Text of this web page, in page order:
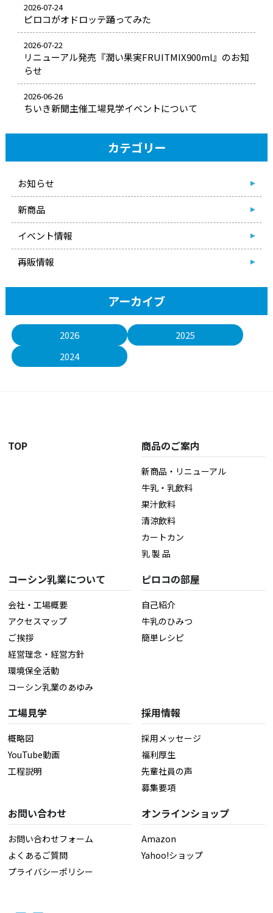
2026-07-24
ピロコがオドロッテ踊ってみた
2026-07-22
リニューアル発売『潤い果実FRUITMIX900ml』のお知
らせ
2026-06-26
ちいき新聞主催工場見学イベントについて
カテゴリー
お知らせ
新商品
イベント情報
再販情報
アーカイブ
2026
2025
2024
TOP 商品のご案内
新商品・リニューアル
牛乳・乳飲料
果汁飲料
清涼飲料
カートカン
乳 製 品
コーシン乳業について
会社・工場概要
アクセスマップ
ご挨拶
経営理念・経営方針
環境保全活動
コーシン乳業のあゆみ
ピロコの部屋
自己紹介
牛乳のひみつ
簡単レシピ
工場見学
概略図
YouTube動画
工程説明
採用情報
採用メッセージ
福利厚生
先輩社員の声
募集要項
お問い合わせ
お問い合わせフォーム
よくあるご質問
プライバシーポリシー
オンラインショップ
Amazon
Yahoo!ショップ